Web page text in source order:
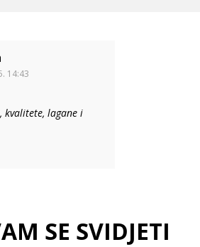
14:43
kvalitete, lagane i
SE SVIDJETI